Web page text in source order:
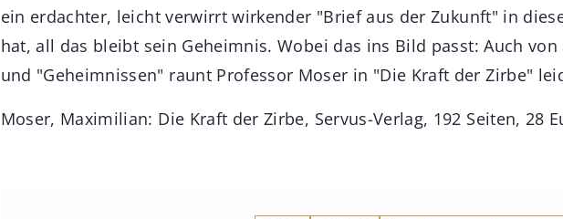
ein erdachter, leicht verwirrt wirkender "Brief aus der Zukunft" in
hat, all das bleibt sein Geheimnis. Wobei das ins Bild passt: Auch
und "Geheimnissen" raunt Professor Moser in "Die Kraft der Zirbe"
Moser, Maximilian: Die Kraft der Zirbe, Servus-Verlag, 192 Seiten, 28